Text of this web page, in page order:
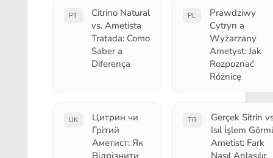
PT
Citrino Natural
vs. Ametista
Tratada: Como
Saber a
Diferença
PL
Prawdziwy
Cytryn a
Wyżarzany
Ametyst: Jak
Rozpoznać
Różnicę
UK
Цитрин чи
Грітий
Аметист: Як
TR
Gerçek Sitrin
Isıl İşlem
Ametist: Fark